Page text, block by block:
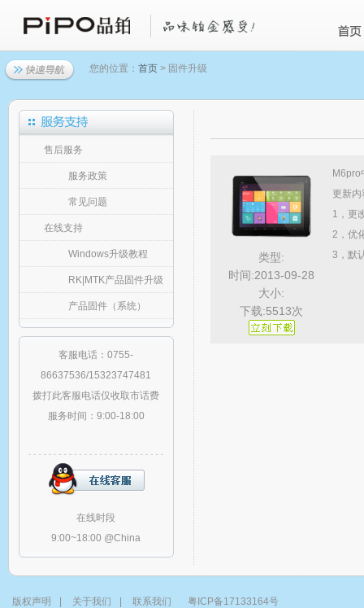
您的位置： 首页 > 固件升级
售后服务
服务政策
常见问题
在线支持
Windows升级教程
RK|MTK产品固件升级
产品固件（系统）
客服电话：0755-
86637536/15323747481
拨打此客服电话仅收取市话费
服务时间：9:00-18:00
在线时段
9:00~18:00 @China
类型:
时间:2013-09-28
大小:
下载:5513次
M6pro
更新内
1，更
2，优
3，默
版权声明 关于我们 联系我们 粤ICP备17133164号